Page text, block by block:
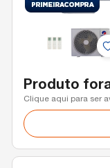
Produto
Clique aqui para ser